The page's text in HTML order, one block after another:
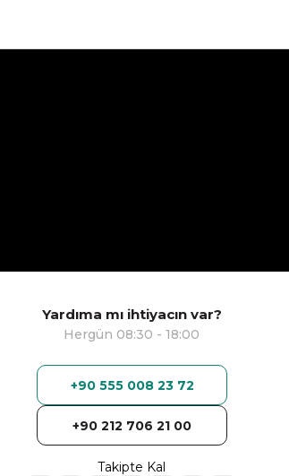
Yardıma mı ihtiyacın var?
Hergün 08:30 - 18:00
+90 555 008 23 72
+90 212 706 21 00
Takipte Kal